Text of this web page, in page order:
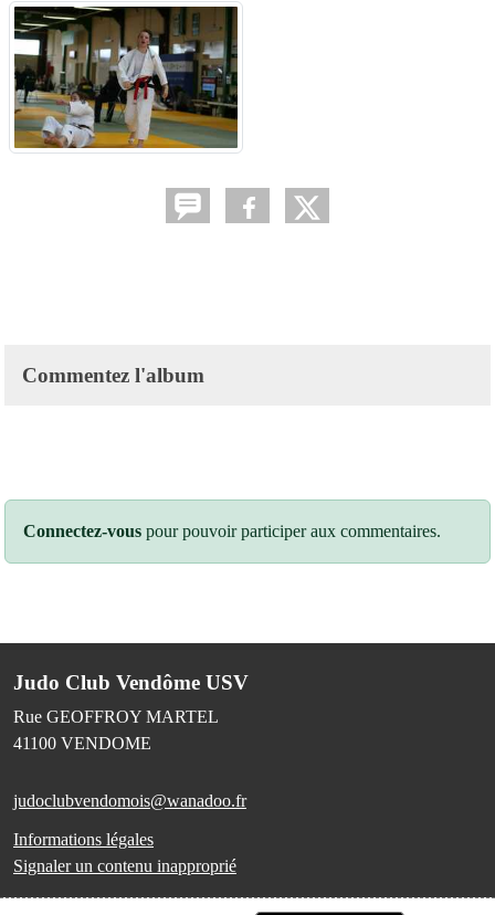
Commentez l'album
Connectez-vous pour pouvoir participer aux commentaires.
Judo Club Vendôme USV
Rue GEOFFROY MARTEL
41100 VENDOME
judoclubvendomois@wanadoo.fr
Informations légales
Signaler un contenu inapproprié